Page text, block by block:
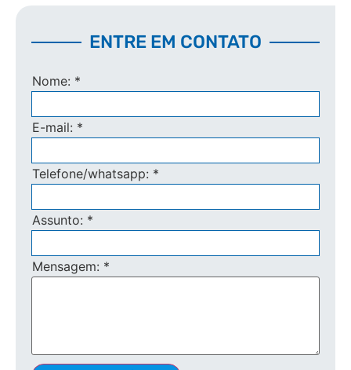
ENTRE EM CONTATO
Nome: *
E-mail: *
Telefone/whatsapp: *
Assunto: *
Mensagem: *